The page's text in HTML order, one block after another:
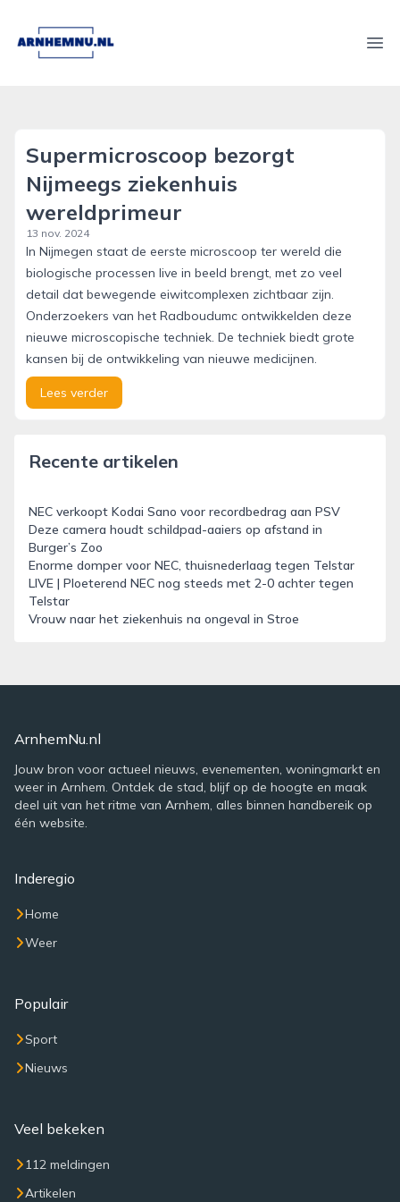
arnhemnu.nl
Supermicroscoop bezorgt
Nijmeegs ziekenhuis
wereldprimeur
13 nov. 2024
In Nijmegen staat de eerste microscoop ter wereld die
biologische processen live in beeld brengt, met zo veel
detail dat bewegende eiwitcomplexen zichtbaar zijn.
Onderzoekers van het Radboudumc ontwikkelden deze
nieuwe microscopische techniek. De techniek biedt grote
kansen bij de ontwikkeling van nieuwe medicijnen.
Lees verder
Recente artikelen
NEC verkoopt Kodai Sano voor recordbedrag aan PSV
Deze camera houdt schildpad-aaiers op afstand in
Burger’s Zoo
Enorme domper voor NEC, thuisnederlaag tegen Telstar
LIVE | Ploeterend NEC nog steeds met 2-0 achter tegen
Telstar
Vrouw naar het ziekenhuis na ongeval in Stroe
ArnhemNu.nl
Jouw bron voor actueel nieuws, evenementen, woningmarkt en
weer in Arnhem. Ontdek de stad, blijf op de hoogte en maak
deel uit van het ritme van Arnhem, alles binnen handbereik op
één website.
Inderegio
Home
Weer
Populair
Sport
Nieuws
Veel bekeken
112 meldingen
Artikelen